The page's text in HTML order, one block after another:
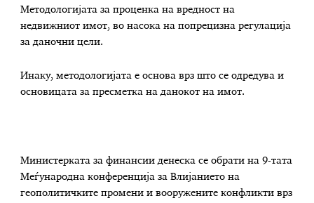
Методологијата за проценка на вредност на
недвижниот имот, во насока на попрецизна регулација
за даночни цели.
Инаку, методологијата е основа врз што се одредува и
основицата за пресметка на данокот на имот.
Министерката за финансии денеска се обрати на 9-тата
Меѓународна конференција за Влијанието на
геополитичките промени и вооружените конфликти врз